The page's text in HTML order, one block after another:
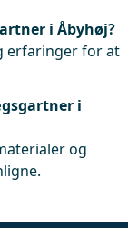
i Åbyhøj?
erfaringer for at
i
og